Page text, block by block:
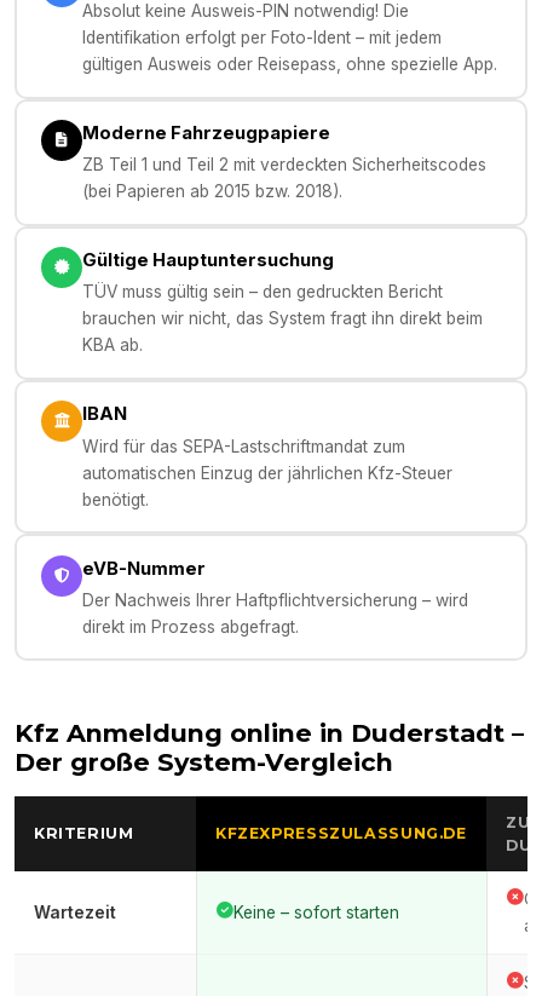
Absolut keine Ausweis-PIN notwendig! Die
Identifikation erfolgt per Foto-Ident – mit jedem
gültigen Ausweis oder Reisepass, ohne spezielle App.
Moderne Fahrzeugpapiere
ZB Teil 1 und Teil 2 mit verdeckten Sicherheitscodes
(bei Papieren ab 2015 bzw. 2018).
Gültige Hauptuntersuchung
TÜV muss gültig sein – den gedruckten Bericht
brauchen wir nicht, das System fragt ihn direkt beim
KBA ab.
IBAN
Wird für das SEPA-Lastschriftmandat zum
automatischen Einzug der jährlichen Kfz-Steuer
benötigt.
eVB-Nummer
Der Nachweis Ihrer Haftpflichtversicherung – wird
direkt im Prozess abgefragt.
Kfz Anmeldung online in Duderstadt –
Der große System-Vergleich
KRITERIUM KFZEXPRESSZULASSUNG.DE
Wartezeit Keine – sofort starten